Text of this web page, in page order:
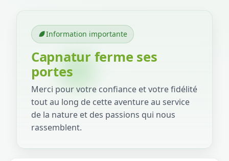
Information importante
Capnatur ferme ses
portes
Merci pour votre confiance et votre fidélité
tout au long de cette aventure au service
de la nature et des passions qui nous
rassemblent.